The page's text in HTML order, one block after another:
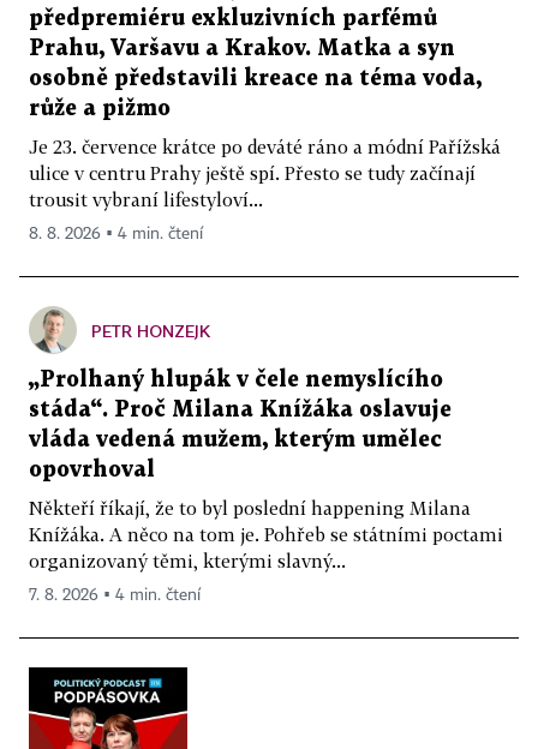
předpremiéru exkluzivních parfémů
Prahu, Varšavu a Krakov. Matka a syn
osobně představili kreace na téma voda,
růže a pižmo
Je 23. července krátce po deváté ráno a módní Pařížská
ulice v centru Prahy ještě spí. Přesto se tudy začínají
trousit vybraní lifestyloví...
8. 8. 2026 ▪ 4 min. čtení
PETR HONZEJK
„Prolhaný hlupák v čele nemyslícího
stáda“. Proč Milana Knížáka oslavuje
vláda vedená mužem, kterým umělec
opovrhoval
Někteří říkají, že to byl poslední happening Milana
Knížáka. A něco na tom je. Pohřeb se státními poctami
organizovaný těmi, kterými slavný...
7. 8. 2026 ▪ 4 min. čtení